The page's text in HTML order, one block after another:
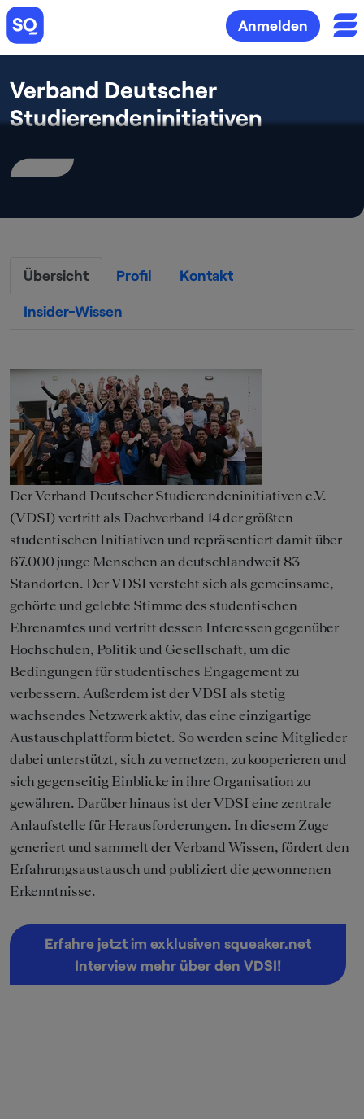
Anmelden
Verband Deutscher
Studierendeninitiativen
Übersicht Profil
Kontakt
Insider-Wissen
Der Verband Deutscher Studierendeninitiativen e.V.
(VDSI) vertritt als Dachverband 14 der größten
studentischen Initiativen und repräsentiert damit über
67.000 junge Menschen an deutschlandweit 83
Standorten. Der VDSI versteht sich als gemeinsame,
gehörte und gelebte Stimme des studentischen
Ehrenamtes und vertritt dessen Interessen gegenüber
Hochschulen, Politik und Gesellschaft, um die
Bedingungen für studentisches Engagement zu
verbessern. Außerdem ist der VDSI als stetig
wachsendes Netzwerk aktiv, das eine einzigartige
Austauschplattform bietet. So werden seine Mitglieder
dabei unterstützt, sich zu vernetzen, zu kooperieren und
sich gegenseitig Einblicke in ihre Organisation zu
gewähren. Darüber hinaus ist der VDSI eine zentrale
Anlaufstelle für Herausforderungen. In diesem Zuge
generiert und sammelt der Verband Wissen, fördert den
Erfahrungsaustausch und publiziert die gewonnenen
Erkenntnisse.
Erfahre jetzt im exklusiven squeaker.net
Interview mehr über den VDSI!